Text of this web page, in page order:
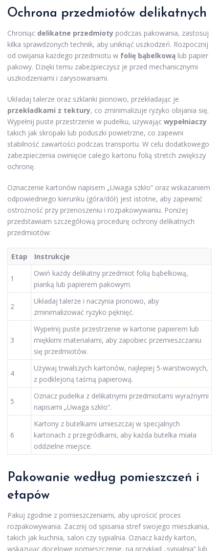
Ochrona przedmiotów delikatnych
Chroniąc delikatne przedmioty podczas pakowania, zastosuj
kilka sprawdzonych technik, aby uniknąć uszkodzeń. Rozpocznij
od owijania każdego przedmiotu w folię bąbelkową lub papier
pakowy. Dzięki temu zabezpieczysz je przed mechanicznymi
uszkodzeniami i zarysowaniami.
Układaj talerze oraz szklanki pionowo, przekładając je
przekładkami z tektury, co zminimalizuje ryzyko obijania się.
Wypełnij puste przestrzenie w pudełku, używając wypełniaczy
takich jak skropaki lub poduszki powietrzne, co zapewni
stabilność zawartości podczas transportu. W celu dodatkowego
zabezpieczenia owinięcie całego kartonu folią stretch zwiększy
ochronę.
Oznaczenie kartonów napisem „Uwaga szkło” oraz wskazaniem
odpowiedniego kierunku (góra/dół) jest istotne, aby zapewnić
ostrożność przy przenoszeniu i rozpakowywaniu. Poniżej
przedstawiam szczegółową procedurę ochrony delikatnych
przedmiotów:
Etap Instrukcje
1
Owiń każdy delikatny przedmiot folią bąbelkową,
pianką lub papierem pakowym.
2
Układaj talerze i naczynia pionowo, aby
zminimalizować ryzyko pęknięć.
3
Wypełnij puste przestrzenie w kartonie papierem lub
miękkimi materiałami, aby zapobiec przemieszczaniu
się przedmiotów.
4
Używaj trwalszych kartonów, najlepiej 5-warstwowych,
z podklejoną taśmą papierową.
5
Oznacz pudełka z delikatnymi przedmiotami wyraźnymi
napisami „Uwaga szkło”.
6
Kartony z butelkami umieszczaj w specjalnych
kartonach z przegródkami, aby każda butelka miała
oddzielne miejsce.
Pakowanie według pomieszczeń i
etapów
Pakuj zgodnie z pomieszczeniami, aby uprościć proces
rozpakowywania. Zacznij od spisania stref swojego mieszkania,
takich jak kuchnia, salon czy sypialnia. Oznacz każdy karton,
wskazując docelowe pomieszczenie, na przykład „sypialnia” lub